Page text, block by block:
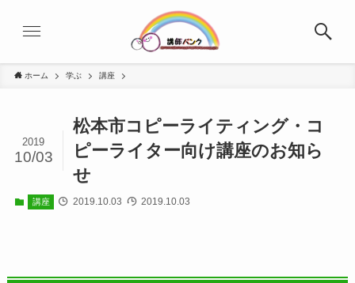
ホーム 学ぶ 講座
松本市コピーライティング・コ
ピーライター向け講座のお知ら
せ
2019
10/03
講座 2019.10.03 2019.10.03